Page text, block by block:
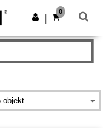
Hämta app
0